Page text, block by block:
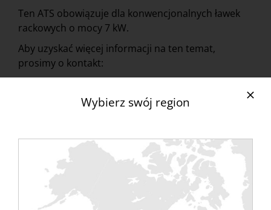
Ten ATS obowiązuje dla konwencjonalnych ławek
rackowych o mocy 7 kW.
Aby uzyskać więcej informacji na ten temat,
prosimy o kontakt:
Nasze półki i zamknięcia do
regałowych skrzyń
ładunkowych
Wybierz swój region